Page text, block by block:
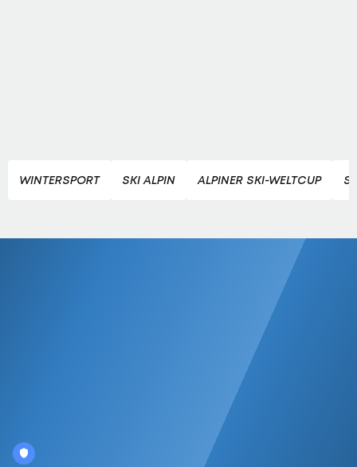
WINTERSPORT SKI ALPIN ALPINER SKI-WELTCUP